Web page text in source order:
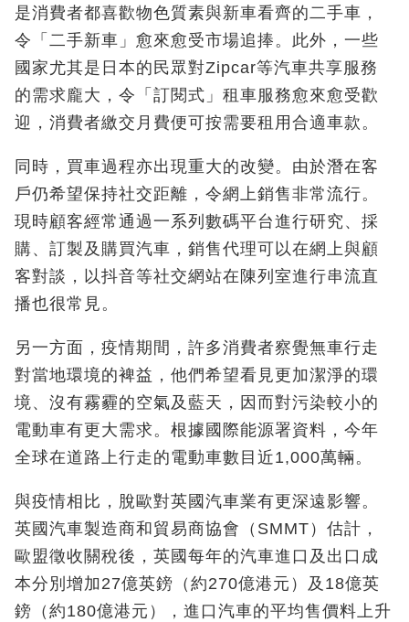
是消費者都喜歡物色質素與新車看齊的二手車，
令「二手新車」愈來愈受市場追捧。此外，一些
國家尤其是日本的民眾對Zipcar等汽車共享服務
的需求龐大，令「訂閱式」租車服務愈來愈受歡
迎，消費者繳交月費便可按需要租用合適車款。
同時，買車過程亦出現重大的改變。由於潛在客
戶仍希望保持社交距離，令網上銷售非常流行。
現時顧客經常通過一系列數碼平台進行研究、採
購、訂製及購買汽車，銷售代理可以在網上與顧
客對談，以抖音等社交網站在陳列室進行串流直
播也很常見。
另一方面，疫情期間，許多消費者察覺無車行走
對當地環境的裨益，他們希望看見更加潔淨的環
境、沒有霧霾的空氣及藍天，因而對污染較小的
電動車有更大需求。根據國際能源署資料，今年
全球在道路上行走的電動車數目近1,000萬輛。
與疫情相比，脫歐對英國汽車業有更深遠影響。
英國汽車製造商和貿易商協會（SMMT）估計，
歐盟徵收關稅後，英國每年的汽車進口及出口成
本分別增加27億英鎊（約270億港元）及18億英
鎊（約180億港元），進口汽車的平均售價料上升